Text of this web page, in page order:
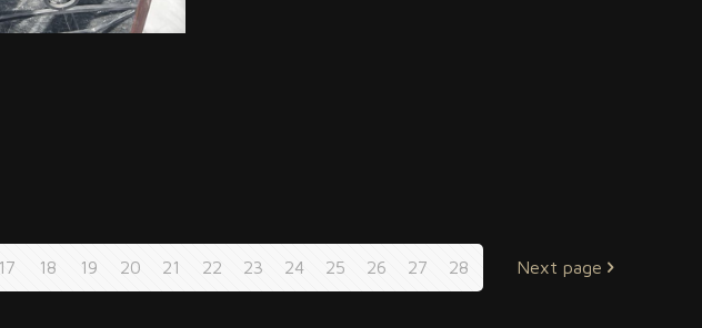
17 18 19 20 21 22 23 24 25 26 27 28 Next page